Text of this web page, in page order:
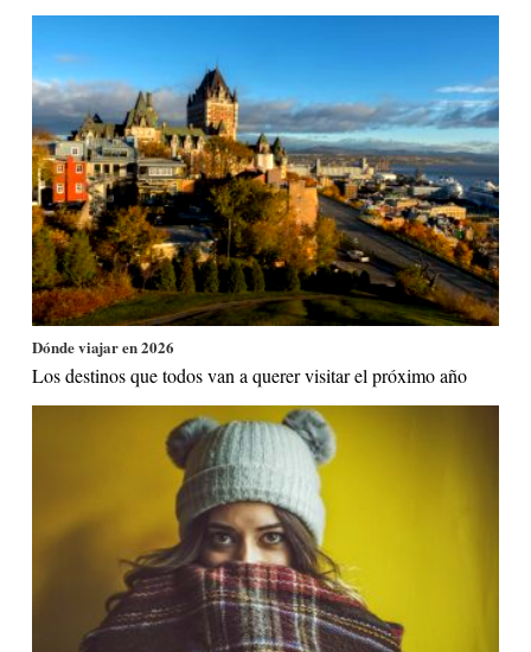
Dónde viajar en 2026
Los destinos que todos van a querer visitar el próximo año